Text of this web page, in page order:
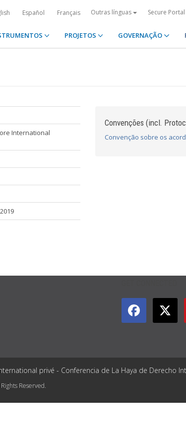
Español Français Outras línguas Secure Portal
PROJETOS GOVERNAÇÃO
International
Convenções (incl.
Convenção sobre os
privé - Conferencia de La Haya de Derecho
Reserved.